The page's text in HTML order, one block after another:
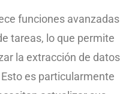
funciones avanzadas
tareas, lo que permite
la extracción de datos
es particularmente